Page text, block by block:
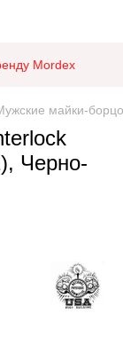
Mordex
майки-
Черно-